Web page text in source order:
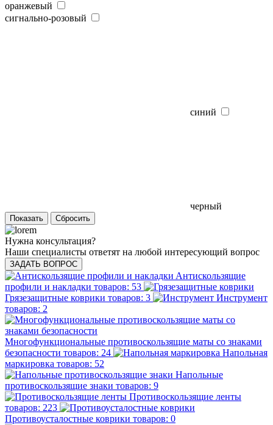
оранжевый
сигнально-розовый
синий
черный
Нужна консультация?
Наши специалисты ответят на любой интересующий вопрос
ЗАДАТЬ ВОПРОС
Aнтискользящие
профили и накладки товаров: 53
Грязезащитные коврики товаров: 3
Инструмент
товаров: 2
Многофункциональные противоскользящие маты со знаками
безопасности товаров: 24
Напольная
маркировка товаров: 52
Напольные
противоскользящие знаки товаров: 9
Противоскользящие ленты
товаров: 223
Противоусталостные коврики товаров: 0